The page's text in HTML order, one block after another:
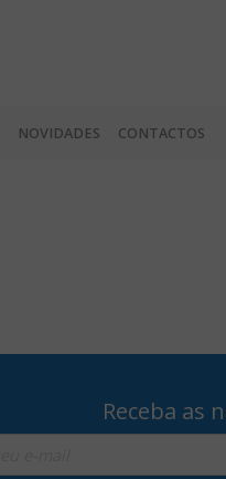
NOVIDADES CONTACTOS
Receba as